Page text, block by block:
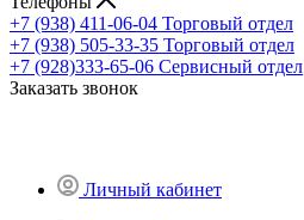
+7 (938) 411-06-04 Торговый отдел
+7 (938) 505-33-35 Торговый отдел
+7 (928)333-65-06 Сервисный отдел
Заказать звонок
Личный кабинет